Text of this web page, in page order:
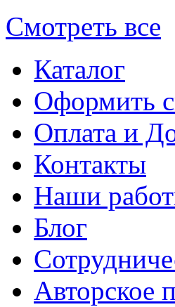
Смотреть все
Каталог
Оформить
Оплата и
Контакты
Наши
Блог
Авторское